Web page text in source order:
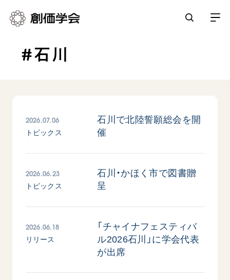
創価学会とは
祈り
御本尊
聖典
日蓮大聖人の仏法（教学入門）
釈尊～法華経
日蓮大聖人
創価学会の三代会長
初代会長・牧口常三郎先生
第2代会長・戸田城聖先生
第3代会長・池田大作先生
朝晩の祈り（勤行・唱題）
仏法を語る
友人葬
平和・文化・教育
「人権文化」「ジェンダー平等」を促進
世界の創価学会
各国ウェブサイト
基本情報
創価学会 会則
創価学会 社会憲章
座談会御書ｅ講義
創価学会総本部
#石川
2026.07.06
トピックス
石川で北陸誓願総会を開
催
2026.06.23
トピックス
石川・かほく市で図書贈
呈
2026.06.18
リリース
「チャイナフェスティバ
ル2026石川」に学会代表
が出席